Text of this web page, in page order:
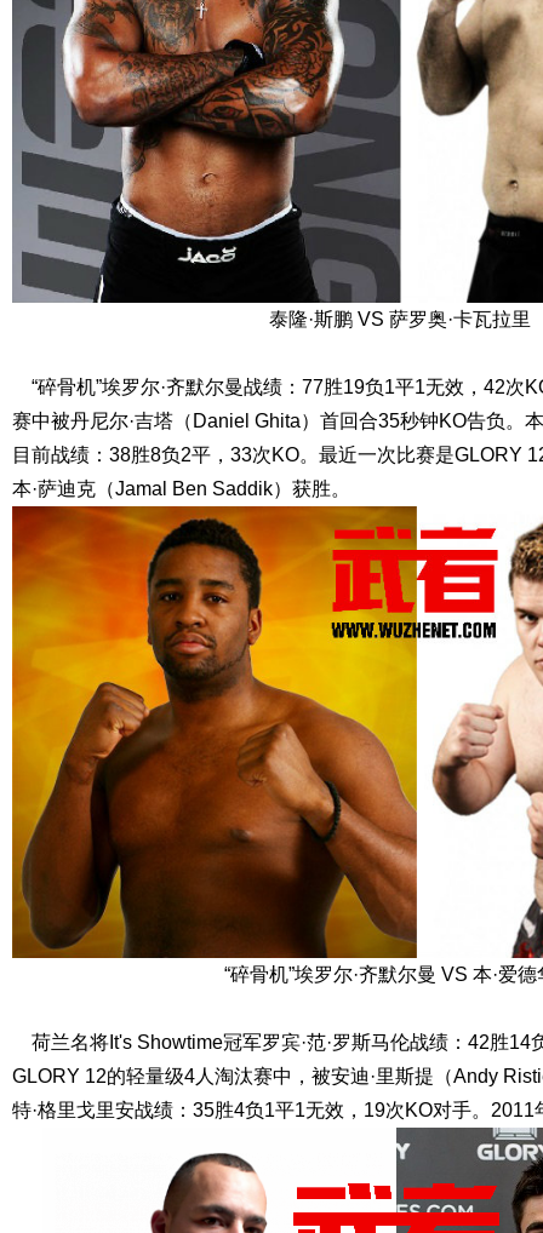
泰隆·斯鹏 VS 萨罗奥·卡瓦拉里
“碎骨机”埃罗尔·齐默尔曼战绩：77胜19负1平1无效，42次
赛中被丹尼尔·吉塔（Daniel Ghita）首回合35秒钟KO告负。
目前战绩：38胜8负2平，33次KO。最近一次比赛是GLORY
本·萨迪克（Jamal Ben Saddik）获胜。
“碎骨机”埃罗尔·齐默尔曼 VS 本·爱德
荷兰名将It's Showtime冠军罗宾·范·罗斯马伦战绩：42胜14
GLORY 12的轻量级4人淘汰赛中，被安迪·里斯提（Andy
特·格里戈里安战绩：35胜4负1平1无效，19次KO对手。